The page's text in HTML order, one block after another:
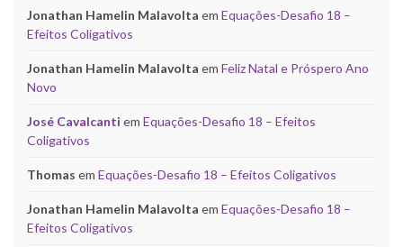
Jonathan Hamelin Malavolta em Equações-Desafio 18 –
Efeitos Coligativos
Jonathan Hamelin Malavolta em Feliz Natal e Próspero Ano
Novo
José Cavalcanti em Equações-Desafio 18 – Efeitos
Coligativos
Thomas em Equações-Desafio 18 – Efeitos Coligativos
Jonathan Hamelin Malavolta em Equações-Desafio 18 –
Efeitos Coligativos